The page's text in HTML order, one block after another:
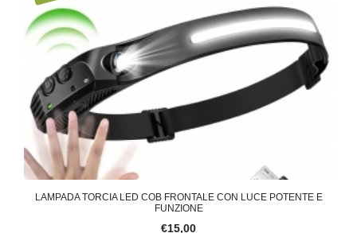
LAMPADA TORCIA LED COB FRONTALE CON LUCE POTENTE E
FUNZIONE
€15,00